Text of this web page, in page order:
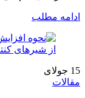
ادامه مطلب
15 جولای
مقالات